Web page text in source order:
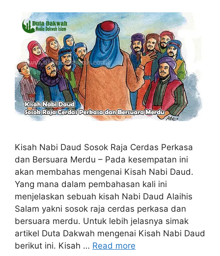
Kisah Nabi Daud Sosok Raja Cerdas Perkasa
dan Bersuara Merdu – Pada kesempatan ini
akan membahas mengenai Kisah Nabi Daud.
Yang mana dalam pembahasan kali ini
menjelaskan sebuah kisah Nabi Daud Alaihis
Salam yakni sosok raja cerdas perkasa dan
bersuara merdu. Untuk lebih jelasnya simak
artikel Duta Dakwah mengenai Kisah Nabi Daud
berikut ini. Kisah … Read more